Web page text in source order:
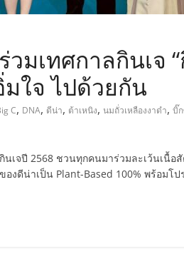
เทศกาลกินเจ
ใจ ไปด้วยกัน
C, DNA, ดีน่า, ต้าเหนิง, นมถั่วเหลืองงาดำ, บิ๊
เจปี 2568 ชวนทุกคนมาร่วมละเว้นเนื้อ
ดีน่าเป็น Plant-Based 100% พร้อมโ